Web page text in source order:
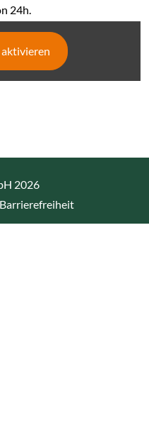
24h.
2026
Barrierefreiheit
Impressum